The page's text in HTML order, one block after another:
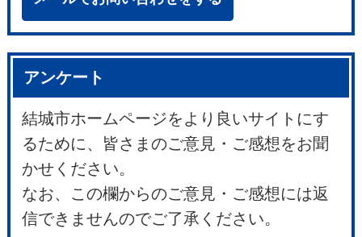
アンケート
結城市ホームページをより良いサイトにす
るために、皆さまのご意見・ご感想をお聞
かせください。
なお、この欄からのご意見・ご感想には返
信できませんのでご了承ください。